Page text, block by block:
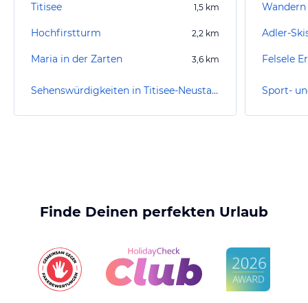
Titisee 1,5 km
Hochfirstturm 2,2 km
Maria in der Zarten 3,6 km
Sehenswürdigkeiten in Titisee-Neustadt
Wandern
Adler-
Felsele
Finde Deinen perfekten Urlaub